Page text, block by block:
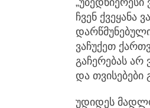
ჩვენ
ვაჩუქეთ
გაჩერებას არ
და
უდიდეს